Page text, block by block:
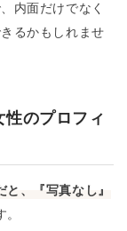
内面だけでなく
るかもしれませ
性のプロフィ
、『写真なし』